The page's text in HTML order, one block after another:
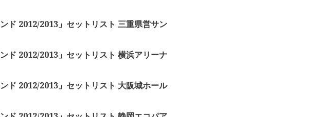
ド 2012/2013」セットリスト 三重県営サン
ド 2012/2013」セットリスト 横浜アリーナ
ド 2012/2013」セットリスト 大阪城ホール